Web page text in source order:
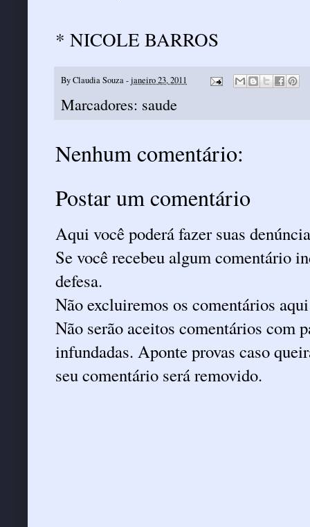
* NICOLE BARROS
ByClaudia Souza-janeiro 23, 2011
Marcadores: saude
Nenhum comentário:
Postar um comentário
Aqui você poderá fazer suas
Se você recebeu algum comentário
defesa.
Não excluiremos os comentários
Não serão aceitos comentários com
infundadas. Aponte provas caso
seu comentário será removido.